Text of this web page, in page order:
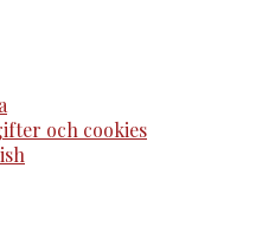
och cookies